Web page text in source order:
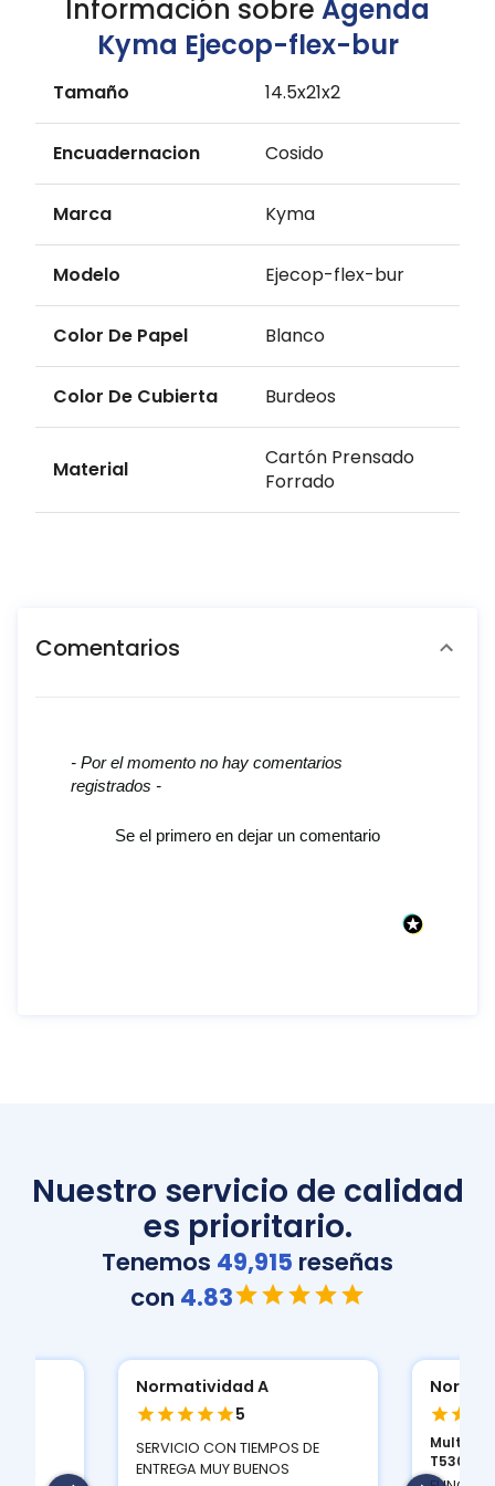
Información sobre Agenda
Kyma Ejecop-flex-bur
Tamaño 14.5x21x2
Encuadernacion Cosido
Marca Kyma
Modelo Ejecop-flex-bur
Color De Papel Blanco
Color De Cubierta Burdeos
Material
Cartón Prensado
Forrado
Comentarios
- Por el momento no hay comentarios
registrados -
Se el primero en dejar un comentario
New content loaded
Nuestro servicio de calidad
es prioritario.
Tenemos 49,915 reseñas
con 4.83
Normatividad A
5
SERVICIO CON TIEMPOS DE
ENTREGA MUY BUENOS
T530D...